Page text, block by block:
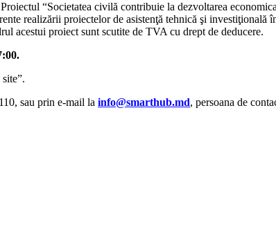
“Societatea civilă contribuie la dezvoltarea
realizării proiectelor de asistenţă tehnică şi investiţională
acestui proiect sunt scutite de TVA cu drept de deducere.
sau prin e-mail la info@smarthub.md, persoana de